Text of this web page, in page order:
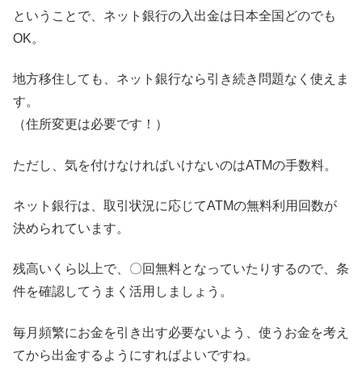
ということで、ネット銀行の入出金は日本全国どのでも
OK。
地方移住しても、ネット銀行なら引き続き問題なく使えま
す。
（住所変更は必要です！）
ただし、気を付けなければいけないのはATMの手数料。
ネット銀行は、取引状況に応じてATMの無料利用回数が
決められています。
残高いくら以上で、〇回無料となっていたりするので、条
件を確認してうまく活用しましょう。
毎月頻繁にお金を引き出す必要ないよう、使うお金を考え
てから出金するようにすればよいですね。